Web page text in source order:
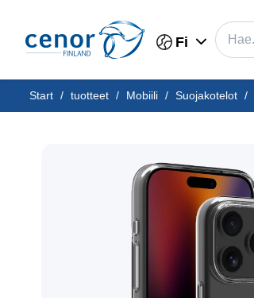
Fi
Start / tuotteet / Mobiili / Suojakotelot /